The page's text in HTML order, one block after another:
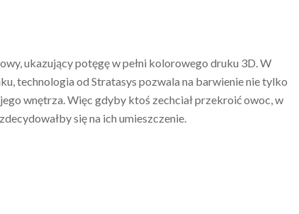
ukazujący potęgę w pełni kolorowego druku 3D. W
technologia od Stratasys pozwala na barwienie nie tylko
wnętrza. Więc gdyby ktoś zechciał przekroić owoc, w
się na ich umieszczenie.